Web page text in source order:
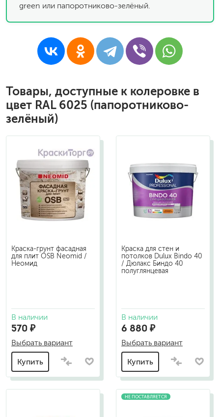
green или папоротниково-зелёный.
Товары, доступные к колеровке в
цвет RAL 6025 (папоротниково-
зелёный)
Краска-грунт фасадная
для плит OSB Neomid /
Неомид
В наличии
570 ₽
Выбрать вариант
Купить
Краска для стен и
потолков Dulux Bindo 40
/ Дюлакс Биндо 40
полуглянцевая
В наличии
6 880 ₽
Выбрать вариант
Купить
НЕ ПОСТАВЛЯЕТСЯ